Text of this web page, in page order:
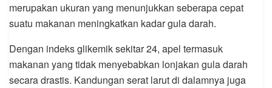
merupakan ukuran yang menunjukkan seberapa cepat
suatu makanan meningkatkan kadar gula darah.
Dengan indeks glikemik sekitar 24, apel termasuk
makanan yang tidak menyebabkan lonjakan gula darah
secara drastis. Kandungan serat larut di dalamnya juga